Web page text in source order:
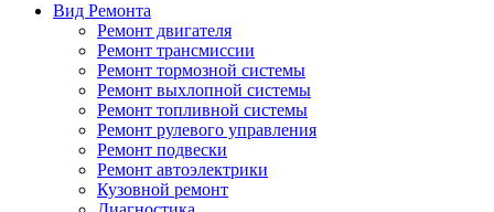
Вид Ремонта
Ремонт двигателя
Ремонт трансмиссии
Ремонт тормозной системы
Ремонт выхлопной системы
Ремонт топливной системы
Ремонт рулевого управления
Ремонт подвески
Ремонт автоэлектрики
Кузовной ремонт